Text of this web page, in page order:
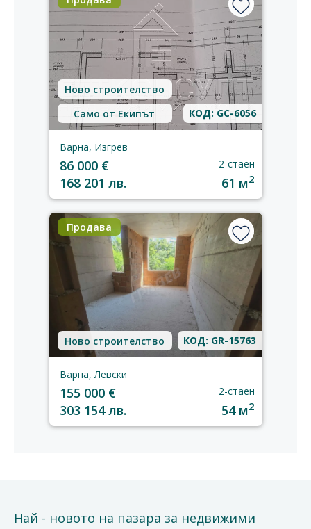
Ново строителство
Само от Екипът
КОД: GC-6056
Варна, Изгрев
86 000 €
168 201 лв.
2-стаен
61 м2
Продава
Ново строителство КОД: GR-15763
Варна, Левски
155 000 €
303 154 лв.
2-стаен
54 м2
Най - новото на пазара за недвижими